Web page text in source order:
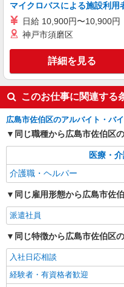
キープ
派遣社員
株式会社kotrio /●HR-H-1855679
[ 面接なし
見守りなど
時給
通費全支給(
広島市
キープ
派遣社員
株式会社kotrio /●HR-H-2093054
≪楽々園駅
のデイス
時給
通費全支給(
広島市
キープ
マイクロバスによる施設利用
日給 10,900円〜10,900円
神戸市須磨区
詳細を見る
このお仕事に関連する
広島市佐伯区のアルバイト・バ
同じ職種から広島市佐伯区
医療・
介護職・ヘルパー
同じ雇用形態から広島市佐
派遣社員
同じ特徴から広島市佐伯区
入社日応相談
経験者・有資格者歓迎